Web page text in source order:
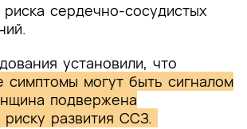
сердечно-сосудистых
установили, что
симптомы могут быть сигналом
подвержена
развития ССЗ.